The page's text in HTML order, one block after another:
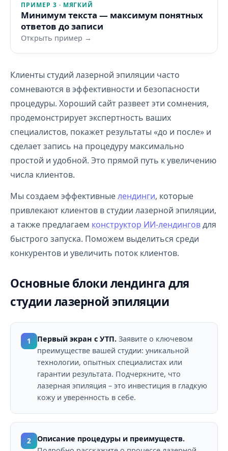
ПРИМЕР 3 · МЯГКИЙ
Минимум текста — максимум понятных
ответов до записи
Открыть пример →
Клиенты студий лазерной эпиляции часто
сомневаются в эффективности и безопасности
процедуры. Хороший сайт развеет эти сомнения,
продемонстрирует экспертность ваших
специалистов, покажет результаты «до и после» и
сделает запись на процедуру максимально
простой и удобной. Это прямой путь к увеличению
числа клиентов.
Мы создаем эффективныелендинги, которые
привлекают клиентов в студии лазерной эпиляции,
а также предлагаем конструктор ИИ-лендинговдля
быстрого запуска. Поможем выделиться среди
конкурентов и увеличить поток клиентов.
Основные блоки лендинга для
студии лазерной эпиляции
1 Первый экран с УТП. Заявите о ключевом
преимуществе вашей студии: уникальной
технологии, опытных специалистах или
гарантии результата. Подчеркните, что
лазерная эпиляция – это инвестиция в гладкую
кожу и уверенность в себе.
2
Описание процедуры и преимуществ.